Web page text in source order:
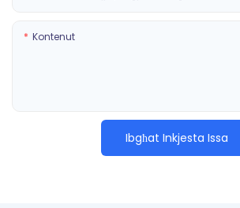
Kontenut
Ibgħat Inkjesta Issa